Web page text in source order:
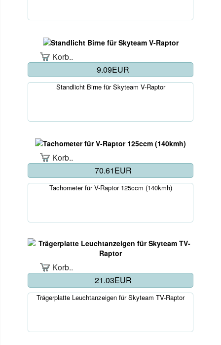
Korb..
9.09EUR
Standlicht Birne für Skyteam V-Raptor
Korb..
70.61EUR
Tachometer für V-Raptor 125ccm (140kmh)
Korb..
21.03EUR
Trägerplatte Leuchtanzeigen für Skyteam TV-Raptor